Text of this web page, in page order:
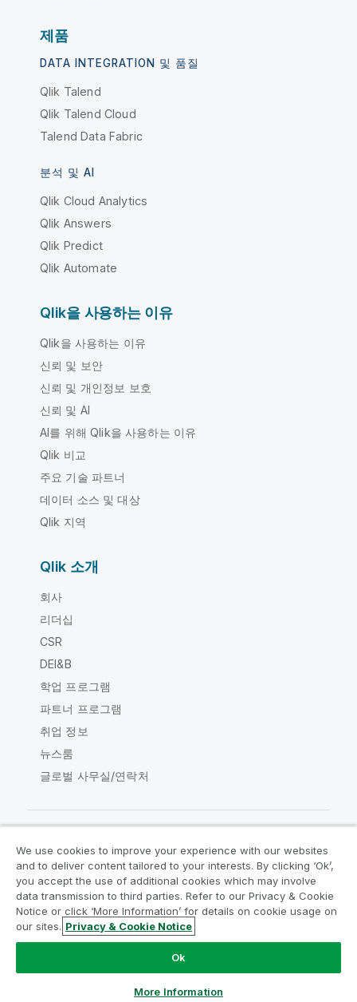
제품
DATA INTEGRATION 및 품질
Qlik Talend
Qlik Talend Cloud
Talend Data Fabric
분석 및 AI
Qlik Cloud Analytics
Qlik Answers
Qlik Predict
Qlik Automate
Qlik을 사용하는 이유
Qlik을 사용하는 이유
신뢰 및 보안
신뢰 및 개인정보 보호
신뢰 및 AI
AI를 위해 Qlik을 사용하는 이유
Qlik 비교
주요 기술 파트너
데이터 소스 및 대상
Qlik 지역
Qlik 소개
회사
리더십
CSR
DEI&B
학업 프로그램
파트너 프로그램
취업 정보
뉴스룸
글로벌 사무실/연락처
Qlik Community
법적 계약 제품 약관
Legal Policies
Legal Policies
사용 약관
Do Not Share My Info
Copyright © 1993-2026 QlikTech International AB. 무단 전재
We use cookies to improve your experience with our websites
and to deliver content tailored to your interests. By clicking ‘Ok’,
you accept the use of additional cookies which may involve
data transmission to third parties. Refer to our Privacy & Cookie
Notice or click ‘More Information’ for details on cookie usage on
our sites. Privacy & Cookie Notice
Ok
More Information